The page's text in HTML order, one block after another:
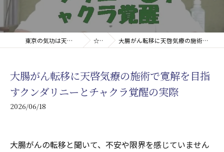
東京の気功は天啓気療院(天啓気功療法治療院) ☆コラム 大腸がん転移に天啓気療の施術で寛解を目指すクンダリニーとチャクラ覚醒の実際
大腸がん転移に天啓気療の施術で寛解を目指
すクンダリニーとチャクラ覚醒の実際
2026/06/18
大腸がんの転移と聞いて、不安や限界を感じていません